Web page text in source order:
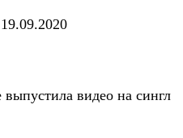
19.09.2020
видео на сингл